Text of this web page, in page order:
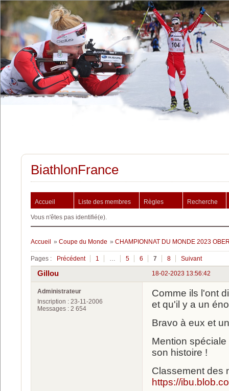
BiathlonFrance
Accueil Liste des membres Règles Recherche
Vous n'êtes pas identifié(e).
Accueil » Coupe du Monde » CHAMPIONNAT DU MONDE 2023
Pages : Précédent 1 … 5 6 7 8 Suivant
18-02-2023 13:56:42
Gillou
Administrateur
Inscription : 23-11-2006
Messages : 2 654
Comme ils l'ont
et qu'il y a un
Bravo à eux et
Mention
son histoire !
Classement des
https://